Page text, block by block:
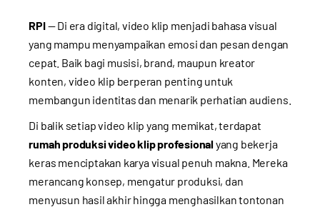
RPI— Di era digital, video klip menjadi bahasa visual
yang mampu menyampaikan emosi dan pesan dengan
cepat. Baik bagi musisi, brand, maupun kreator
konten, video klip berperan penting untuk
membangun identitas dan menarik perhatian audiens.
Di balik setiap video klip yang memikat, terdapat
rumah produksi video klip profesionalyang bekerja
keras menciptakan karya visual penuh makna. Mereka
merancang konsep, mengatur produksi, dan
menyusun hasil akhir hingga menghasilkan tontonan